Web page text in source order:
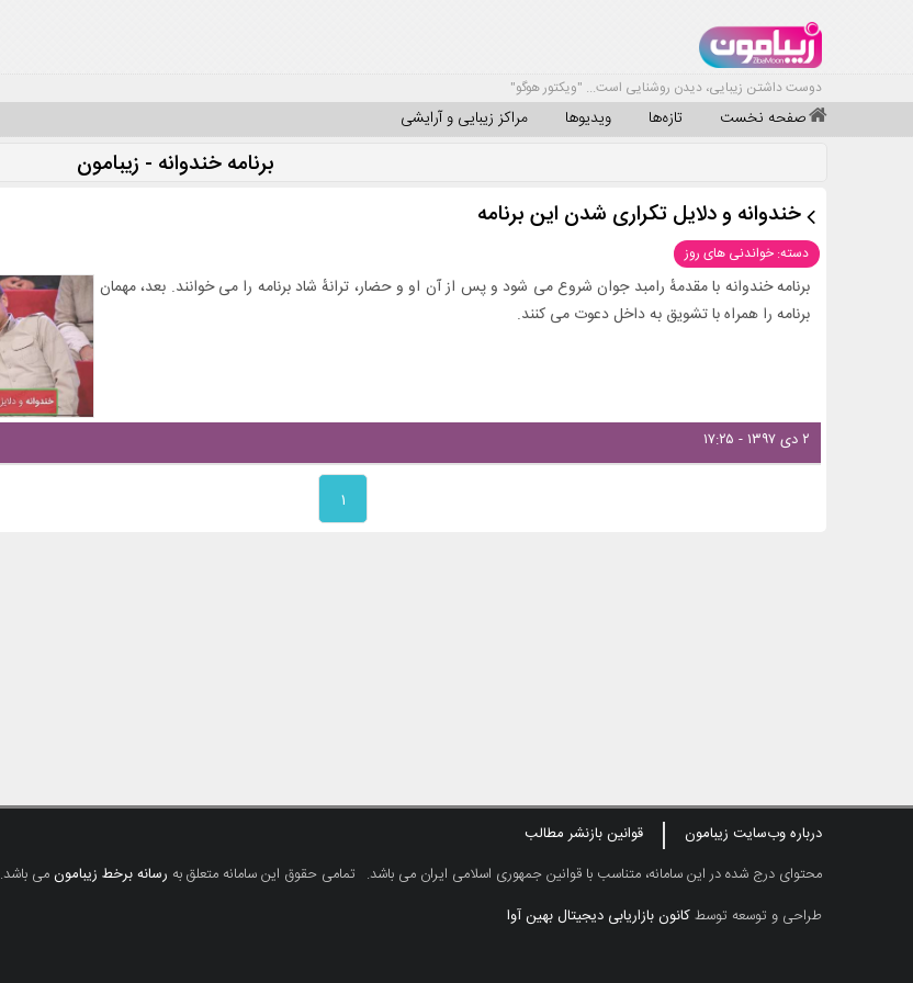
دوست داشتن زیبایی، دیدن روشنایی است... "ویکتور هوگو"
صفحه نخست تازه‌ها ویدیوها مراکز زیبایی و آرایشی
برنامه خندوانه - زیبامون
خندوانه و دلایل تکراری شدن این برنامه
دسته: خواندنی های روز
برنامه خندوانه با مقدمهٔ رامبد جوان شروع می‌ شود و پس از آن او و حضار، ترانهٔ شاد برنامه را می‌ خوانند. بعد، مهمان
برنامه را همراه با تشویق به داخل دعوت می‌ کنند.
۲ دی ۱۳۹۷ - ۱۷:۲۵
۱
درباره وب‌سایت زیبامون
قوانین بازنشر مطالب
محتوای درج شده در این سامانه، متناسب با قوانین جمهوری اسلامی ایران می باشد. تمامی حقوق این سامانه متعلق به رسانه برخط زیبامونمی باشد.
طراحی و توسعه توسطکانون بازاریابی دیجیتال بهین آوا